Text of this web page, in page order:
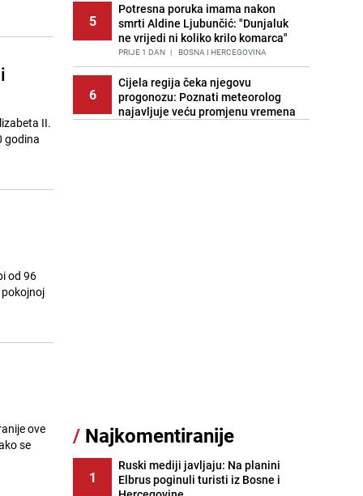
II.
godina
od 96
ove
se
5
Potresna poruka imama nakon
smrti Aldine Ljubunčić: "Dunjaluk
ne vrijedi ni koliko krilo komarca"
PRIJE 1 DAN | BOSNA I HERCEGOVINA
6
Cijela regija čeka njegovu
progonozu: Poznati meteorolog
najavljuje veću promjenu vremena
11
Recept za brze uštipke: Ne upijaju
ulje i gotovi su za 30 minuta
PRIJE 1 DAN RECEPTI
/ Najkomentiranije
1
Ruski mediji javljaju: Na planini
Elbrus poginuli turisti iz Bosne i